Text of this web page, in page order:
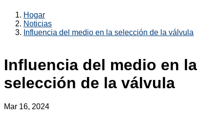
Hogar
Noticias
Influencia del medio en la selección de la válvula
Influencia del medio en la
selección de la válvula
Mar 16, 2024